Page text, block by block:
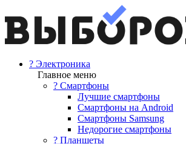
? Электроника
Главное меню
? Смартфоны
Лучшие смартфоны
Смартфоны на Android
Смартфоны Samsung
Недорогие смартфоны
? Планшеты